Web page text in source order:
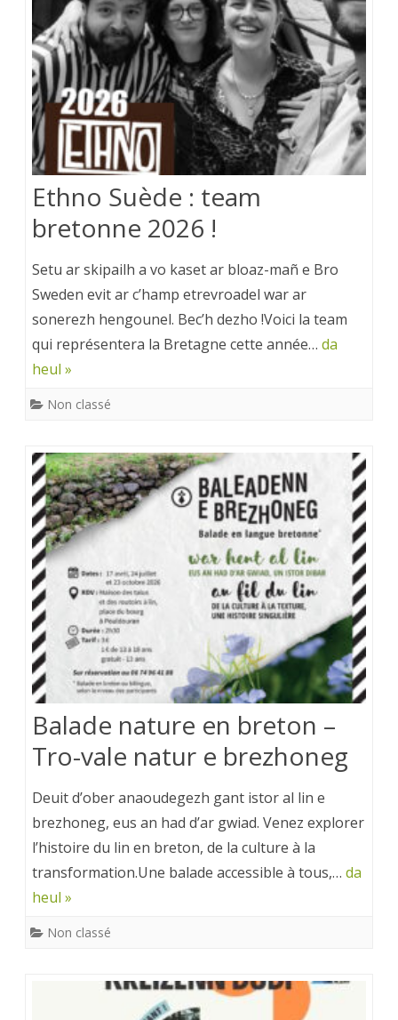
Ethno Suède : team
bretonne 2026 !
Setu ar skipailh a vo kaset ar bloaz-mañ e Bro
Sweden evit ar c’hamp etrevroadel war ar
sonerezh hengounel. Bec’h dezho !Voici la team
qui représentera la Bretagne cette année… da
heul »
Non classé
Balade nature en breton –
Tro-vale natur e brezhoneg
Deuit d’ober anaoudegezh gant istor al lin e
brezhoneg, eus an had d’ar gwiad. Venez explorer
l’histoire du lin en breton, de la culture à la
transformation.Une balade accessible à tous,… da
heul »
Non classé